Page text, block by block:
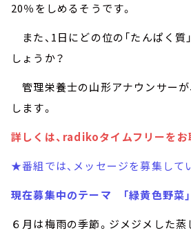
20％をしめるそうです。
また、1日にどの位の「たんぱく質
しょうか？
管理栄養士の山形アナウンサーが
します。
詳しくは、radikoタイムフリーをお
★番組では、メッセージを募集して
現在募集中のテーマ 「緑黄色野菜」
６月は梅雨の季節。ジメジメした